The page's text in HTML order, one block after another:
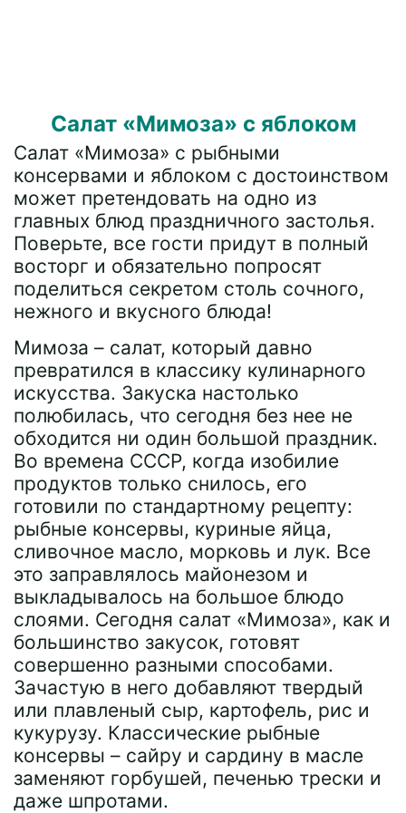
Салат «Мимоза» с яблоком
Салат «Мимоза» с рыбными
консервами и яблоком с достоинством
может претендовать на одно из
главных блюд праздничного застолья.
Поверьте, все гости придут в полный
восторг и обязательно попросят
поделиться секретом столь сочного,
нежного и вкусного блюда!
Мимоза – салат, который давно
превратился в классику кулинарного
искусства. Закуска настолько
полюбилась, что сегодня без нее не
обходится ни один большой праздник.
Во времена СССР, когда изобилие
продуктов только снилось, его
готовили по стандартному рецепту:
рыбные консервы, куриные яйца,
сливочное масло, морковь и лук. Все
это заправлялось майонезом и
выкладывалось на большое блюдо
слоями. Сегодня салат «Мимоза», как и
большинство закусок, готовят
совершенно разными способами.
Зачастую в него добавляют твердый
или плавленый сыр, картофель, рис и
кукурузу. Классические рыбные
консервы – сайру и сардину в масле
заменяют горбушей, печенью трески и
даже шпротами.